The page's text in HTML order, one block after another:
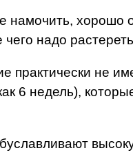
намочить, хорошо
чего надо
практически не
6 недель),